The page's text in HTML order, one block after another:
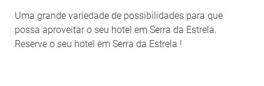
Uma grande variedade de possibilidades para que
possa aproveitar o seu hotel em Serra da Estrela.
Reserve o seu hotel em Serra da Estrela !